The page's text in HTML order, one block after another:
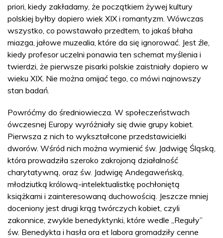
priori, kiedy zakładamy, że początkiem żywej kultury
polskiej byłby dopiero wiek XIX i romantyzm. Wówczas
wszystko, co powstawało przedtem, to jakaś błaha
miazga, jałowe muzealia, które da się ignorować. Jest źle,
kiedy profesor uczelni ponawia ten schemat myślenia i
twierdzi, że pierwsze pisarki polskie zaistniały dopiero w
wieku XIX. Nie można omijać tego, co mówi najnowszy
stan badań.
Powróćmy do średniowiecza. W społeczeństwach
ówczesnej Europy wyróżniały się dwie grupy kobiet.
Pierwsza z nich to wykształcone przedstawicielki
dworów. Wśród nich można wymienić św. Jadwigę Śląską,
która prowadziła szeroko zakrojoną działalność
charytatywną, oraz św. Jadwigę Andegaweńską,
młodziutką królową-intelektualistkę pochłoniętą
książkami i zainteresowaną duchowością. Jeszcze mniej
doceniony jest drugi krąg twórczych kobiet, czyli
zakonnice, zwykle benedyktynki, które wedle „Reguły”
św. Benedykta i hasła ora et labora gromadziły cenne